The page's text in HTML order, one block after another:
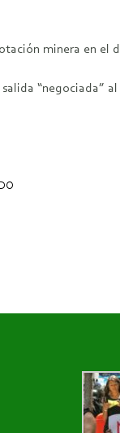
minera en el
“negociada”